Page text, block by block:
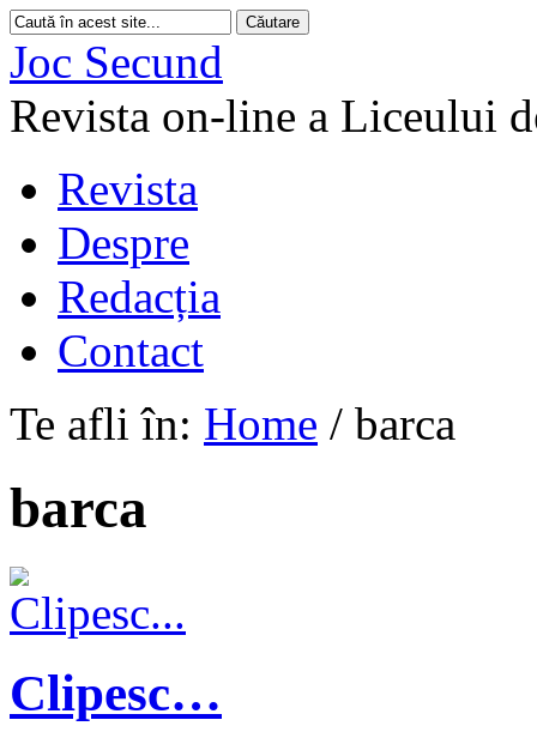
Joc Secund
Revista on-line a Liceului
Revista
Despre
Redacția
Contact
Te afli în: Home / barca
barca
Clipesc…